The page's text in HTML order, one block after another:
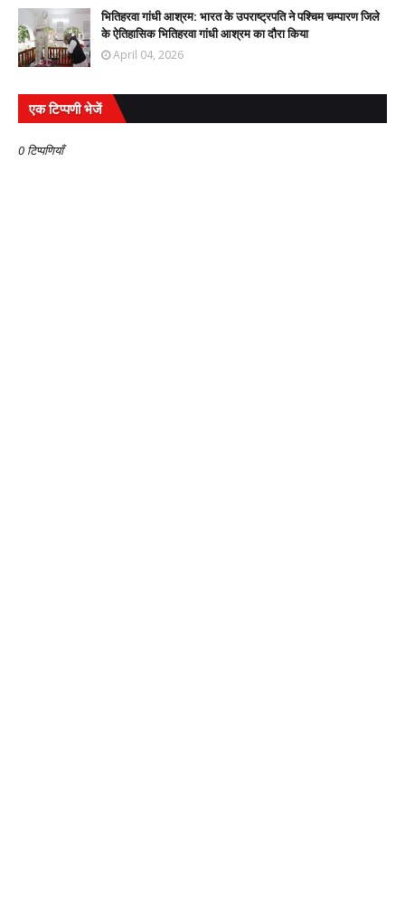
भितिहरवा गांधी आश्रम: भारत के उपराष्ट्रपति ने पश्चिम चम्पारण जिले
के ऐतिहासिक भितिहरवा गांधी आश्रम का दौरा किया
April 04, 2026
एक टिप्पणी भेजें
0 टिप्पणियाँ